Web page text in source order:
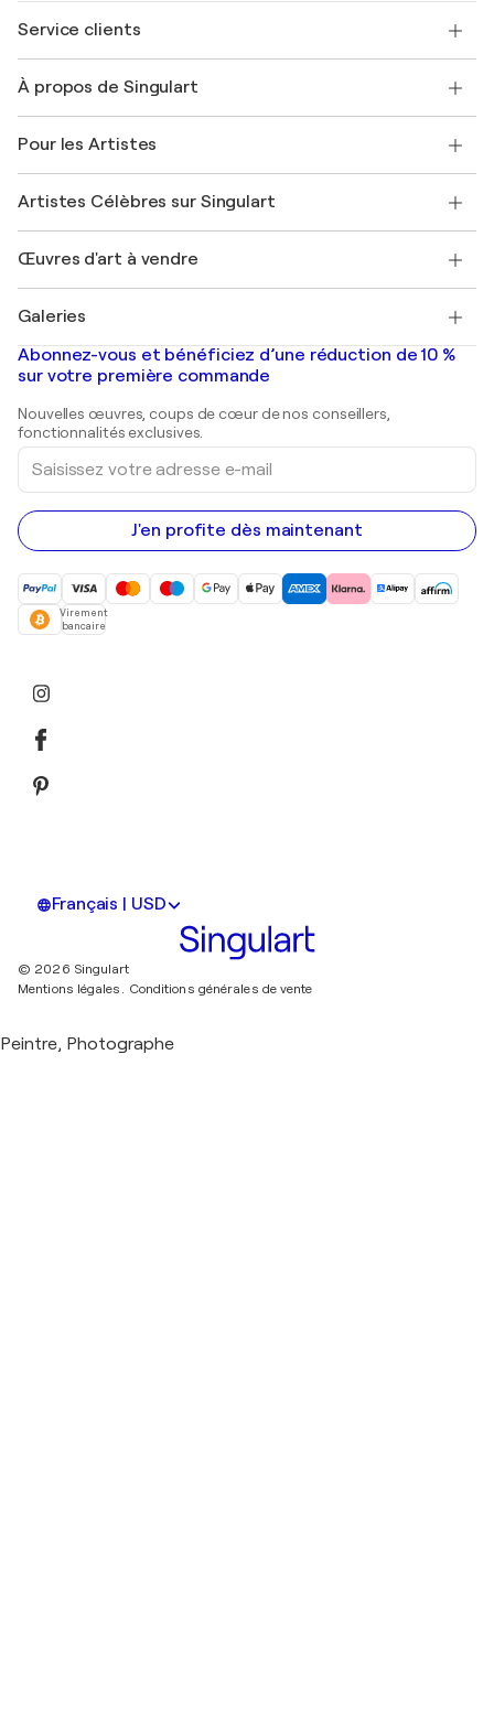
Service clients
Expédition
Offrir une carte cadeau
Rejoignez notre programme commercial
Mon compte
+33 1 76 44 06 42
À propos de Singulart
FAQ
Magazine Singulart
Emplois
Découvrez une sélection d'art original
Pour les Artistes
Se connecter en tant qu'Artiste
Artistes Célèbres sur Singulart
Marc Chagall
Banksy
Mr. Brainwash
Shepard Fairey
Œuvres d'art à vendre
Tableaux abstraits à vendre
Peintures de paysage
Estampes
Peintures acryliques
Galeries
Galeries d'art en France
Galeries d'art en Belgique
Abonnez-vous et bénéficiez d’une réduction de 10 %
sur votre première commande
Nouvelles œuvres, coups de cœur de nos conseillers,
fonctionnalités exclusives.
Saisissez
votre
adresse
e-
mail
J'en profite dès maintenant
Virement
bancaire
Français | USD
© 2026 Singulart
Mentions légales. Conditions générales de vente
Peintre, Photographe